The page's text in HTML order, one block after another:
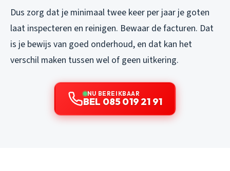
Dus zorg dat je minimaal twee keer per jaar je goten
laat inspecteren en reinigen. Bewaar de facturen. Dat
is je bewijs van goed onderhoud, en dat kan het
verschil maken tussen wel of geen uitkering.
NU BEREIKBAAR
BEL 085 019 21 91